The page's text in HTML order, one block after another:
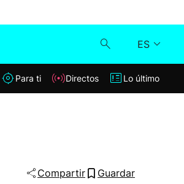
ES
Klisk
Para ti Directos Lo último
Compartir Guardar